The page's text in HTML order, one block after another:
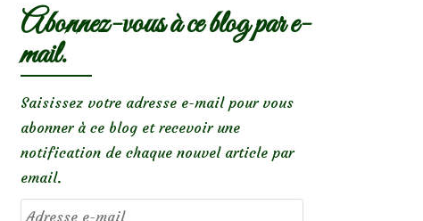
Abonnez-vous à ce blog par e-
mail.
Saisissez votre adresse e-mail pour vous
abonner à ce blog et recevoir une
notification de chaque nouvel article par
email.
Adresse